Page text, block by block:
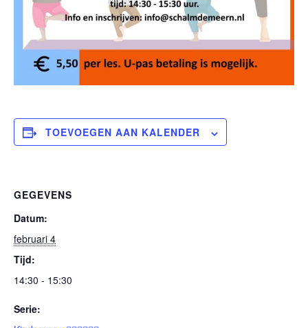
TOEVOEGEN AAN KALENDER
GEGEVENS
Datum:
februari 4
Tijd:
14:30 - 15:30
Serie: